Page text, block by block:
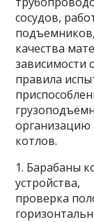
сосудов,
качества
зависимости
правила
организацию
котлов.
1. Барабаны
устройства,
проверка